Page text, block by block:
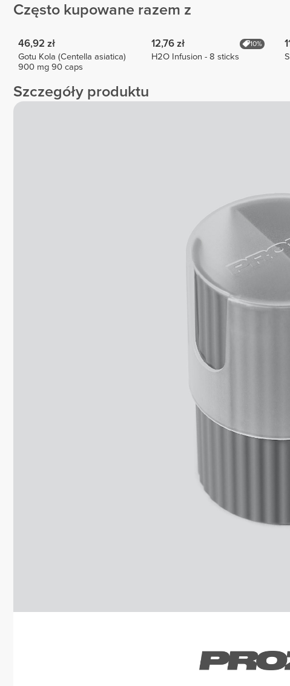
Często kupowane razem z
46,92 zł
Gotu Kola (Centella asiatica)
900 mg 90 caps
12,76 zł 10%
H2O Infusion - 8 sticks
Szczegóły produktu